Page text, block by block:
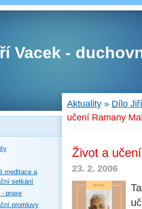
Vacek -
meditace a
setkání
- praxe
promluvy
Aktuality » Dílo
učení Ramany
Život a
23. 2. 2006